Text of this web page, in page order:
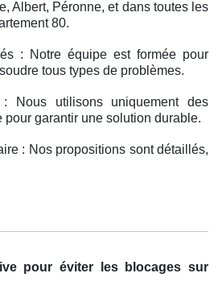
Albert, Péronne, et dans toutes les
80.
: Notre équipe est formée pour
tous types de problèmes.
: Nous utilisons uniquement des
pour garantir une solution durable.
: Nos propositions sont détaillés,
pour éviter les blocages sur